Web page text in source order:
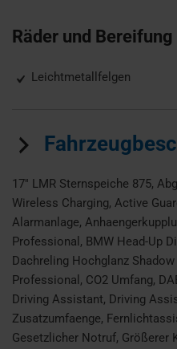
Räder und Bereifung
Leichtmetallfelgen
17'' LMR Sternspeiche 875,
Wireless Charging, Active
Alarmanlage,
Professional, BMW Head-Up
Dachreling Hochglanz
Professional, CO2 Umfang,
Driving Assistant, Driving
Zusatzumfaenge,
Gesetzlicher Notruf, Größerer